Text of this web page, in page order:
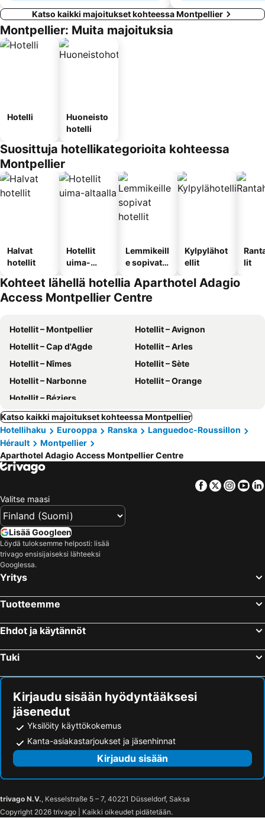
Katso kaikki majoitukset kohteessa Montpellier
Montpellier: Muita majoituksia
Hotelli
Huoneisto
hotelli
Suosittuja hotellikategorioita kohteessa
Montpellier
Halvat
hotellit
Hotellit
uima-
Lemmikeill
e sopivat
Kylpylähot
ellit
lit
Kohteet lähellä hotellia Aparthotel Adagio
Access Montpellier Centre
Hotellit – Montpellier
Hotellit – Avignon
Hotellit – Cap d'Agde
Hotellit – Arles
Hotellit – Nîmes
Hotellit – Sète
Hotellit – Narbonne
Hotellit – Orange
Hotellit – Béziers
Katso kaikki majoitukset kohteessa Montpellier
Hotellihaku
Eurooppa Ranska
Languedoc-Roussillon
Hérault
Montpellier
Aparthotel Adagio Access Montpellier Centre
Facebook
Twitter
Valitse maasi
Lisää Googleen
Löydä tuloksemme helposti: lisää
trivago ensisijaiseksi lähteeksi
Googlessa.
Yritys
Tuotteemme
Ehdot ja käytännöt
Tuki
Kirjaudu sisään hyödyntääksesi
jäsenedut
Yksilöity käyttökokemus
Kanta-asiakastarjoukset ja jäsenhinnat
Kirjaudu sisään
trivago N.V., Kesselstraße 5 – 7, 40221 Düsseldorf, Saksa
Copyright 2026 trivago | Kaikki oikeudet pidätetään.